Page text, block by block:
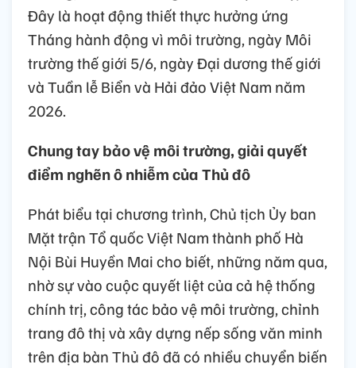
Đây là hoạt động thiết thực hưởng ứng
Tháng hành động vì môi trường, ngày Môi
trường thế giới 5/6, ngày Đại dương thế giới
và Tuần lễ Biển và Hải đảo Việt Nam năm
2026.
Chung tay bảo vệ môi trường, giải quyết
điểm nghẽn ô nhiễm của Thủ đô
Phát biểu tại chương trình, Chủ tịch Ủy ban
Mặt trận Tổ quốc Việt Nam thành phố Hà
Nội Bùi Huyền Mai cho biết, những năm qua,
nhờ sự vào cuộc quyết liệt của cả hệ thống
chính trị, công tác bảo vệ môi trường, chỉnh
trang đô thị và xây dựng nếp sống văn minh
trên địa bàn Thủ đô đã có nhiều chuyển biến